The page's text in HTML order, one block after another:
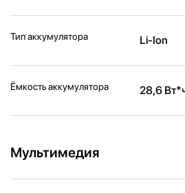
Тип аккумулятора Li-Ion
Ёмкость аккумулятора 28,6
Мультимедия